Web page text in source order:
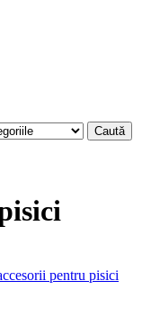
Caută
pentru pisici